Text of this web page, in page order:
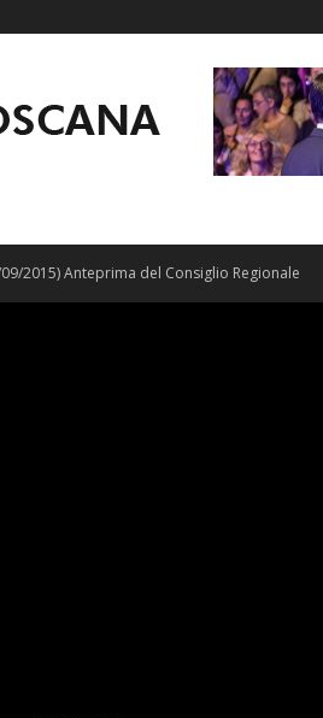
09/2015) Anteprima del Consiglio Regionale